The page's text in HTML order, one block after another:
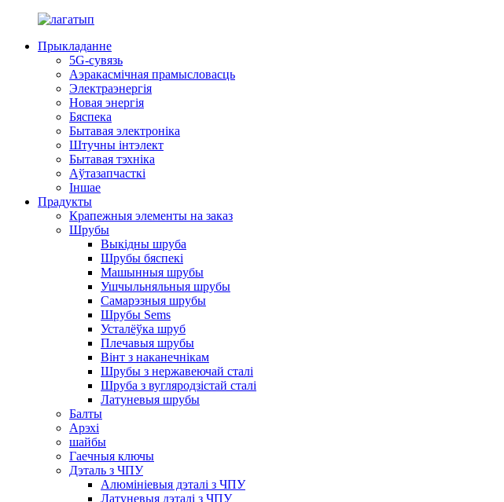
Прыкладанне
5G-сувязь
Аэракасмічная прамысловасць
Электраэнергія
Новая энергія
Бяспека
Бытавая электроніка
Штучны інтэлект
Бытавая тэхніка
Аўтазапчасткі
Іншае
Прадукты
Крапежныя элементы на заказ
Шрубы
Выкідны шруба
Шрубы бяспекі
Машынныя шрубы
Ушчыльняльныя шрубы
Самарэзныя шрубы
Шрубы Sems
Усталёўка шруб
Плечавыя шрубы
Вінт з наканечнікам
Шрубы з нержавеючай сталі
Шруба з вугляродзістай сталі
Латуневыя шрубы
Балты
Арэхі
шайбы
Гаечныя ключы
Дэталь з ЧПУ
Алюмініевыя дэталі з ЧПУ
Латуневыя дэталі з ЧПУ